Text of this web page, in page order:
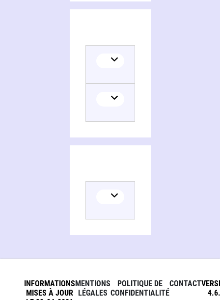
INFORMATIONS
MISES À JOUR
MENTIONS
LÉGALES
POLITIQUE DE
CONFIDENTIALITÉ
CONTACT